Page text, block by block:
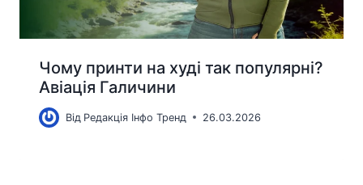
Чому принти на худі так популярні?
Авіація Галичини
Від Редакція Інфо Тренд 26.03.2026